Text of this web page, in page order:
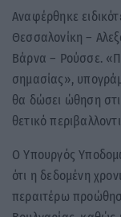
Αναφέρθηκε
Θεσσαλονίκη –
Βάρνα – Ρούσσε.
σημασίας»,
θα δώσει ώθηση
θετικό
Ο Υπουργός
ότι η δεδομένη
περαιτέρω